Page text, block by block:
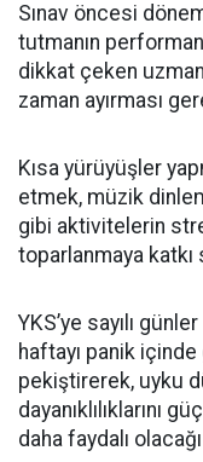
Sınav öncesi
tutmanın
dikkat çeken
zaman ayırması
Kısa yürüyüşler
etmek, müzik
gibi aktivitelerin
toparlanmaya
YKS’ye sayılı
haftayı panik
pekiştirerek, uyku
dayanıklılıklarını
daha faydalı